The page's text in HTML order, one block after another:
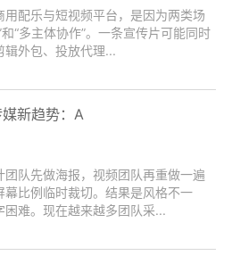
配乐与短视频平台，是因为两类场
“多主体协作”。一条宣传片可能同时
辑外包、投放代理...
新趋势：A
队先做海报，视频团队再重做一遍
幕比例临时裁切。结果是风格不一
难。现在越来越多团队采...